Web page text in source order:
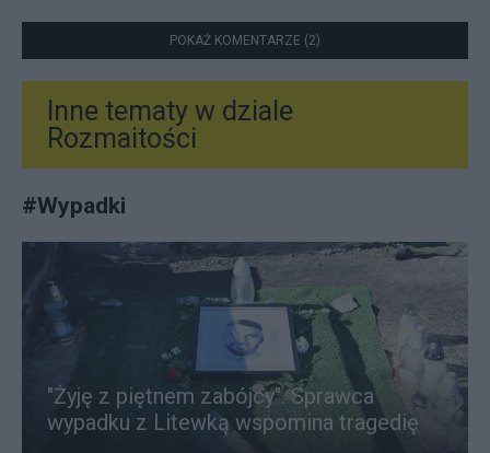
POKAŻ KOMENTARZE (2)
Inne tematy w dziale
Rozmaitości
#Wypadki
"Żyję z piętnem zabójcy". Sprawca
wypadku z Litewką wspomina tragedię